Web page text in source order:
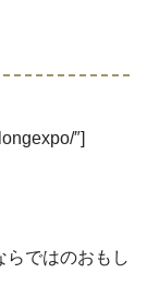
″]
らではのおもし